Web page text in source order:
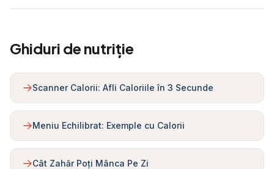
Ghiduri de nutriție
Scanner Calorii: Afli Caloriile în 3 Secunde
Meniu Echilibrat: Exemple cu Calorii
Cât Zahăr Poți Mânca Pe Zi